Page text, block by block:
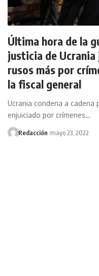
Última hora de la
justicia de
rusos más por
la fiscal general
Ucrania condena a
enjuiciado por crímenes…
Redacción mayo 23, 2022